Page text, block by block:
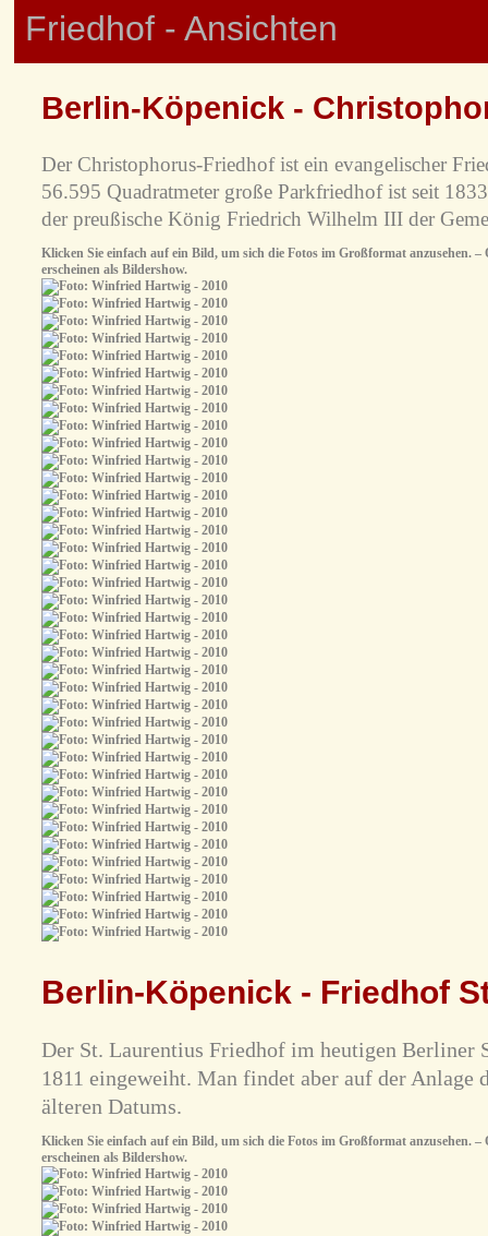
Friedhof - Ansichten
Berlin-Köpenick -
Der Christophorus-Friedhof ist ein evangelischer
56.595 Quadratmeter große Parkfriedhof ist seit
der preußische König Friedrich Wilhelm III der
Klicken Sie einfach auf ein Bild, um sich die Fotos im Großformat anzusehen. –
erscheinen als Bildershow.
Berlin-Köpenick - Friedhof
Der St. Laurentius Friedhof im heutigen Berliner
1811 eingeweiht. Man findet aber auf der Anlage
älteren Datums.
Klicken Sie einfach auf ein Bild, um sich die Fotos im Großformat anzusehen. –
erscheinen als Bildershow.